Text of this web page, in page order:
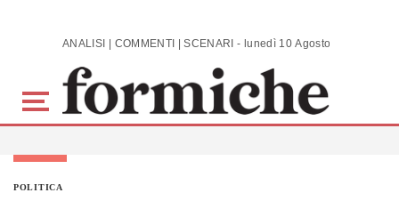
Skip to main content ANALISI | COMMENTI | SCENARI - lunedì 10 Agosto 2026
POLITICA